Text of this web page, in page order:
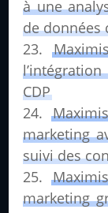
à une
de données
CDP
marketing
suivi des
marketing